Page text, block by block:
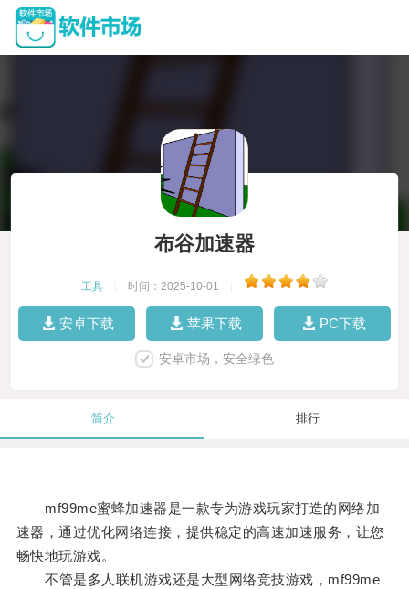
布谷加速器
工具 时间：2025-10-01
安卓下载 苹果下载 PC下载
安卓市场，安全绿色
简介 排行
mf99me蜜蜂加速器是一款专为游戏玩家打造的网络加
速器，通过优化网络连接，提供稳定的高速加速服务，让您
畅快地玩游戏。
不管是多人联机游戏还是大型网络竞技游戏，mf99me